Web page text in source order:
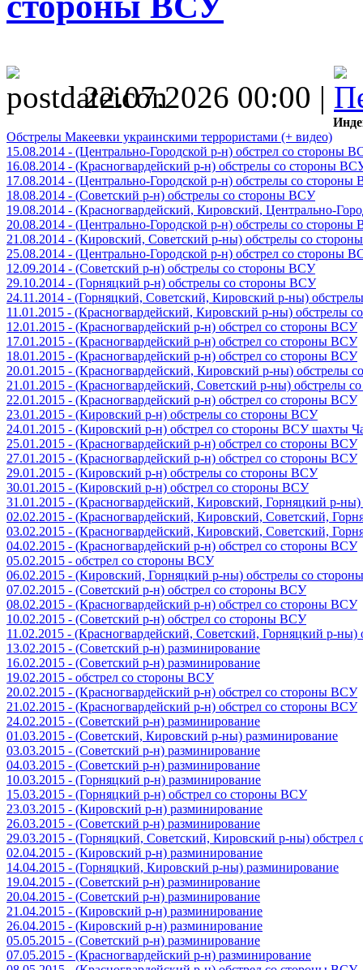
22.07.2026 00:00 |
Обстрелы Макеевки украинскими террористами (+ видео)
15.08.2014 - (Центрально-Городской р-н) обстрел со стороны
16.08.2014 - (Красногвардейский р-н) обстрелы со стороны
17.08.2014 - (Центрально-Городской р-н) обстрелы со стороны
18.08.2014 - (Советский р-н) обстрелы со стороны ВСУ
19.08.2014 - (Красногвардейский, Кировский, Центрально-
20.08.2014 - (Центрально-Городской р-н) обстрелы со стороны
21.08.2014 - (Кировский, Советский р-ны) обстрелы со
25.08.2014 - (Центрально-Городской р-н) обстрел со стороны
12.09.2014 - (Советский р-н) обстрелы со стороны ВСУ
29.10.2014 - (Горняцкий р-н) обстрелы со стороны ВСУ
24.11.2014 - (Горняцкий, Советский, Кировский р-ны)
11.01.2015 - (Красногвардейский, Кировский р-ны) обстрелы
12.01.2015 - (Красногвардейский р-н) обстрел со стороны ВСУ
17.01.2015 - (Красногвардейский р-н) обстрел со стороны ВСУ
18.01.2015 - (Красногвардейский р-н) обстрел со стороны ВСУ
20.01.2015 - (Красногвардейский, Кировский р-ны) обстрелы
21.01.2015 - (Красногвардейский, Советский р-ны) обстрелы
22.01.2015 - (Красногвардейский р-н) обстрел со стороны ВСУ
23.01.2015 - (Кировский р-н) обстрелы со стороны ВСУ
24.01.2015 - (Кировский р-н) обстрел со стороны ВСУ шахты
25.01.2015 - (Красногвардейский р-н) обстрел со стороны ВСУ
27.01.2015 - (Красногвардейский р-н) обстрел со стороны ВСУ
29.01.2015 - (Кировский р-н) обстрелы со стороны ВСУ
30.01.2015 - (Кировский р-н) обстрел со стороны ВСУ
31.01.2015 - (Красногвардейский, Кировский, Горняцкий р-
02.02.2015 - (Красногвардейский, Кировский, Советский,
03.02.2015 - (Красногвардейский, Кировский, Советский,
04.02.2015 - (Красногвардейский р-н) обстрел со стороны ВСУ
05.02.2015 - обстрел со стороны ВСУ
06.02.2015 - (Кировский, Горняцкий р-ны) обстрелы со
07.02.2015 - (Советский р-н) обстрел со стороны ВСУ
08.02.2015 - (Красногвардейский р-н) обстрел со стороны ВСУ
10.02.2015 - (Советский р-н) обстрел со стороны ВСУ
11.02.2015 - (Красногвардейский, Советский, Горняцкий р-
13.02.2015 - (Советский р-н) разминирование
16.02.2015 - (Советский р-н) разминирование
19.02.2015 - обстрел со стороны ВСУ
20.02.2015 - (Красногвардейский р-н) обстрел со стороны ВСУ
21.02.2015 - (Красногвардейский р-н) обстрел со стороны ВСУ
24.02.2015 - (Советский р-н) разминирование
01.03.2015 - (Советский, Кировский р-ны) разминирование
03.03.2015 - (Советский р-н) разминирование
04.03.2015 - (Советский р-н) разминирование
10.03.2015 - (Горняцкий р-н) разминирование
15.03.2015 - (Горняцкий р-н) обстрел со стороны ВСУ
23.03.2015 - (Кировский р-н) разминирование
26.03.2015 - (Советский р-н) разминирование
29.03.2015 - (Горняцкий, Советский, Кировский р-ны)
02.04.2015 - (Кировский р-н) разминирование
14.04.2015 - (Горняцкий, Кировский р-ны) разминирование
19.04.2015 - (Советский р-н) разминирование
20.04.2015 - (Советский р-н) разминирование
21.04.2015 - (Кировский р-н) разминирование
26.04.2015 - (Кировский р-н) разминирование
05.05.2015 - (Советский р-н) разминирование
07.05.2015 - (Красногвардейский р-н) разминирование